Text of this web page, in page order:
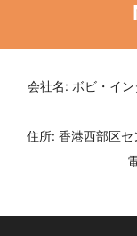
会社名: ボビ・イ
住所: 香港西部区